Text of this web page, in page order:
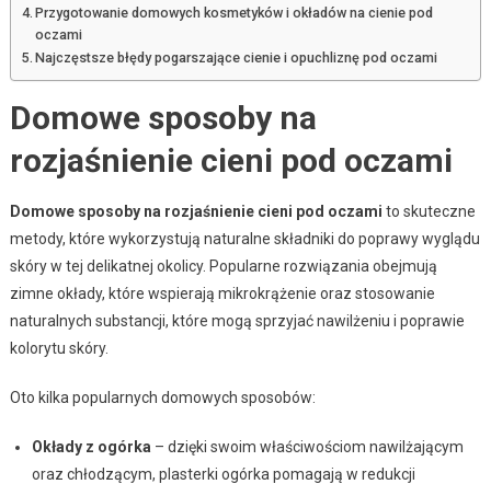
Przygotowanie domowych kosmetyków i okładów na cienie pod
oczami
Najczęstsze błędy pogarszające cienie i opuchliznę pod oczami
Domowe sposoby na
rozjaśnienie cieni pod oczami
Domowe sposoby na rozjaśnienie cieni pod oczami to skuteczne
metody, które wykorzystują naturalne składniki do poprawy wyglądu
skóry w tej delikatnej okolicy. Popularne rozwiązania obejmują
zimne okłady, które wspierają mikrokrążenie oraz stosowanie
naturalnych substancji, które mogą sprzyjać nawilżeniu i poprawie
kolorytu skóry.
Oto kilka popularnych domowych sposobów:
Okłady z ogórka – dzięki swoim właściwościom nawilżającym
oraz chłodzącym, plasterki ogórka pomagają w redukcji